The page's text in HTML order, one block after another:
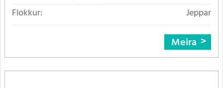
Flokkur:
Jeppar
Meira